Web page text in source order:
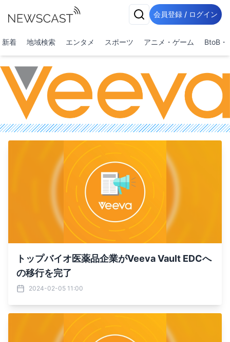
会員登録 / ログイン
新着 地域検索 エンタメ スポーツ アニメ・ゲーム BtoB・
トップバイオ医薬品企業がVeeva Vault EDCへ
の移行を完了
2024-02-05 11:00